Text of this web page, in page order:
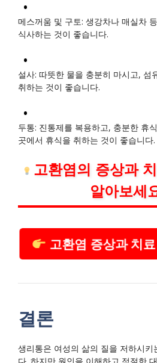
메스꺼움 및 구토: 생강차나 매실차
식사하는 것이 좋습니다.
설사: 따뜻한 물을 충분히 마시고, 섬
취하는 것이 좋습니다.
두통: 진통제를 복용하고, 충분한 휴
곳에서 휴식을 취하는 것이 좋습니다.
고환염의 증상과
알아보세
고환염 증상과 치료
결론
생리통은 여성의 삶의 질을 저하시키